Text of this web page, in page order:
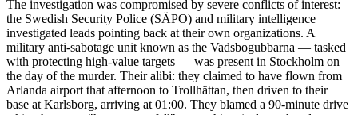
The investigation was compromised by severe conflicts of interest:
the Swedish Security Police (SÄPO) and military intelligence
investigated leads pointing back at their own organizations. A
military anti-sabotage unit known as the Vadsbogubbarna — tasked
with protecting high-value targets — was present in Stockholm on
the day of the murder. Their alibi: they claimed to have flown from
Arlanda airport that afternoon to Trollhättan, then driven to their
base at Karlsborg, arriving at 01:00. They blamed a 90-minute drive